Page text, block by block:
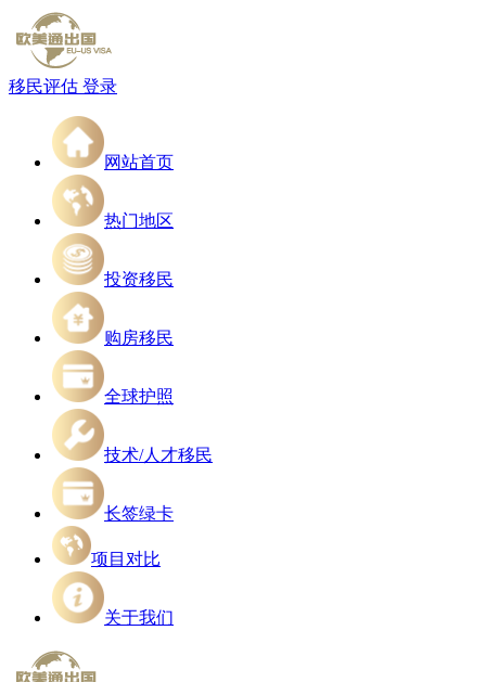
移民评估 登录
网站首页
热门地区
投资移民
购房移民
全球护照
技术/人才移民
长签绿卡
项目对比
关于我们